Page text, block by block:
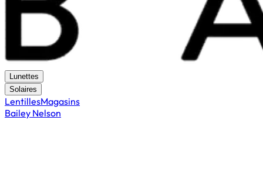
Lunettes
Solaires
LentillesMagasins
Bailey Nelson